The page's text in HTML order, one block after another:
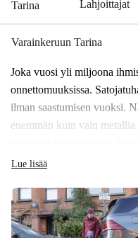
Tarina Lahjoittajat
Varainkeruun Tarina
Joka vuosi yli miljoona
onnettomuuksissa.
ilman saastumisen vuoksi.
enemmän kuin vain
arvostusta.
avannut vaarallisen
ylisuuria amerikkalaisia
turvallisuus- ja
Lue lisää